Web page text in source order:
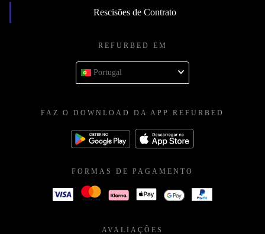
Rescisões de Contrato
REFURBED EM
Portugal
FAZ O DOWNLOAD DA APP REFURBED
FORMAS DE PAGAMENTO
AVALIAÇÕES